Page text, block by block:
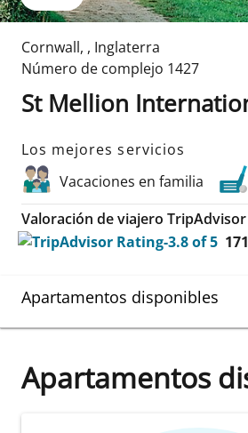
Cornwall, , Inglaterra
Número de complejo 1427
St Mellion
Los mejores servicios
Vacaciones en familia
Valoración de viajero TripAdvisor
Apartamentos disponibles
Apartamentos